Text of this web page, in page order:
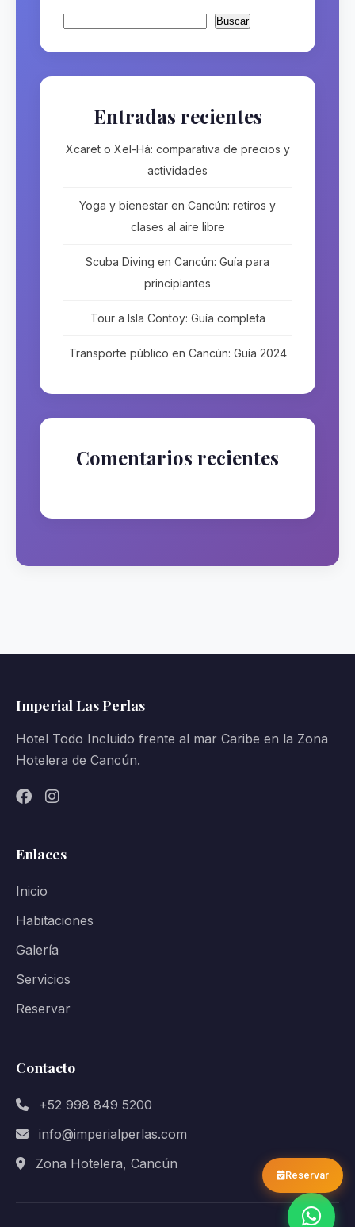
Buscar
Entradas recientes
Xcaret o Xel-Há: comparativa de precios y
actividades
Yoga y bienestar en Cancún: retiros y
clases al aire libre
Scuba Diving en Cancún: Guía para
principiantes
Tour a Isla Contoy: Guía completa
Transporte público en Cancún: Guía 2024
Comentarios recientes
Imperial Las Perlas
Hotel Todo Incluido frente al mar Caribe en la Zona
Hotelera de Cancún.
Enlaces
Inicio
Habitaciones
Galería
Servicios
Reservar
Contacto
+52 998 849 5200
info@imperialperlas.com
Zona Hotelera, Cancún
Reservar